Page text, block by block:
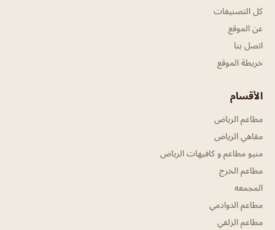
كل التصنيفات
عن الموقع
اتصل بنا
خريطة الموقع
الأقسام
مطاعم الرياض
مقاهي الرياض
منيو مطاعم و كافيهات الرياض
مطاعم الخرج
المجمعه
مطاعم الدوادمي
مطاعم الزلفي